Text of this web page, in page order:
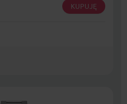
KUPUJĘ